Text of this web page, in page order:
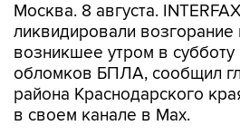
Москва. 8 августа.
ликвидировали
возникшее утром в субботу
обломков БПЛА, сообщил
района Краснодарского
в своем канале в Max.